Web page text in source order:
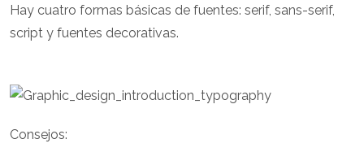
Hay cuatro formas básicas de fuentes: serif, sans-serif,
script y fuentes decorativas.
Consejos: